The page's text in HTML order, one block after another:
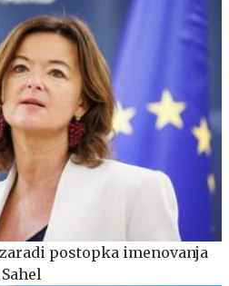
postopka imenovanja